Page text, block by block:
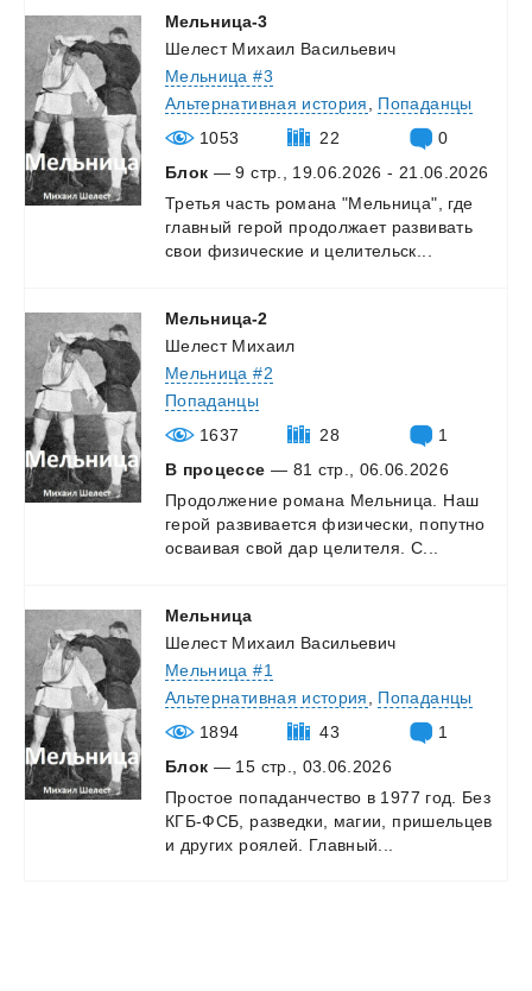
Мельница-3
Шелест Михаил Васильевич
Мельница #3
Альтернативная история
Попаданцы
1053
22
0
Блок — 9 стр., 19.06.2026 - 21.06.2026
Третья часть романа "Мельница",
где
главный герой продолжает развивать
свои физические и целительск...
Мельница-2
Шелест Михаил
Мельница #2
Попаданцы
1637
28
1
В процессе — 81 стр., 06.06.2026
Продолжение романа Мельница.
Наш
герой развивается физически,
попутно
осваивая свой дар целителя. С...
Мельница
Шелест Михаил Васильевич
Мельница #1
Альтернативная история
Попаданцы
1894
43
1
Блок — 15 стр., 03.06.2026
Простое попаданчество в 1977 год.
Без
КГБ-ФСБ,
разведки, магии,
пришельцев
и других роялей. Главный...